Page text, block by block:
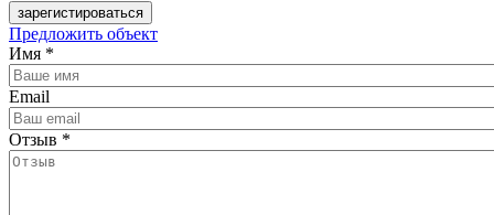
Предложить объект
Имя *
Email
Отзыв *